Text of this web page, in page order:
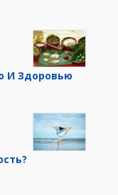
И Здоровью